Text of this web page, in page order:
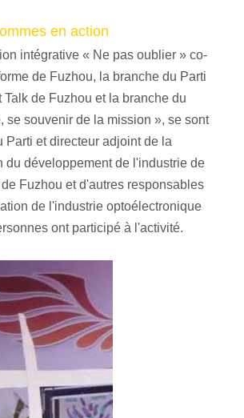
en action
intégrative « Ne pas oublier » co-
de Fuzhou, la branche du Parti
de Fuzhou et la branche du
souvenir de la mission », se sont
et directeur adjoint de la
du développement de l'industrie de
Fuzhou et d'autres responsables
de l'industrie optoélectronique
ont participé à l'activité.